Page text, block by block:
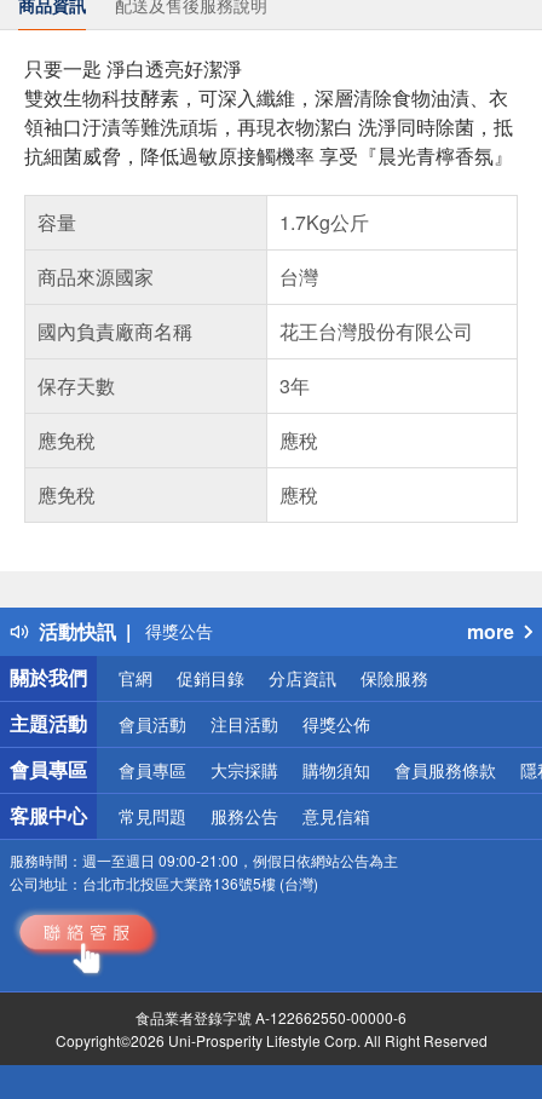
只要一匙 淨白透亮好潔淨
雙效生物科技酵素，可深入纖維，深層清除食物油漬、衣
領袖口汙漬等難洗頑垢，再現衣物潔白 洗淨同時除菌，抵
抗細菌威脅，降低過敏原接觸機率 享受『晨光青檸香氛』
容量
1.7Kg公斤
商品來源國家
台灣
國內負責廠商名稱
花王台灣股份有限公司
保存天數
3年
應免稅
應稅
應免稅
應稅
活動快訊
得獎公告
熱門話題
銀行優惠
偏遠地區配送
詐騙網頁！請小心！
more
關於我們
官網 促銷目錄 分店資訊 保險服務
主題活動 會員活動 注目活動 得獎公佈
會員專區 會員專區 大宗採購 購物須知 會員服務條款 隱
客服中心 常見問題 服務公告 意見信箱
服務時間： 週一至週日 09:00-21:00，例假日依網站公告為主
公司地址： 台北市北投區大業路136號5樓 (台灣)
食品業者登錄字號 A-122662550-00000-6
Copyright©2026 Uni-Prosperity Lifestyle Corp. All Right Reserved